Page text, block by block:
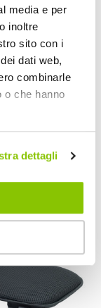
media e per
inoltre
sito con i
dati web,
combinarle
o che hanno
dettagli
sella
33x28cm
gratuita!